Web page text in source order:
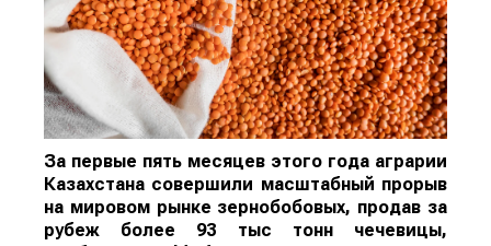
За первые пять месяцев этого года аграрии
Казахстана совершили масштабный прорыв
на мировом рынке зернобобовых, продав за
рубеж более 93 тыс тонн чечевицы,